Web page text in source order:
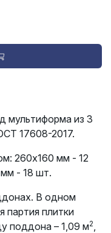
мультиформа из 3
17608-2017.
260х160 мм - 12
- 18 шт.
В одном
партия плитки
поддона – 1,09 м2